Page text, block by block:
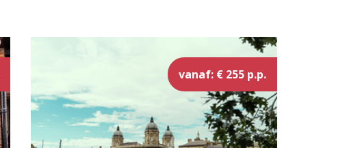
vanaf: € 255 p.p.